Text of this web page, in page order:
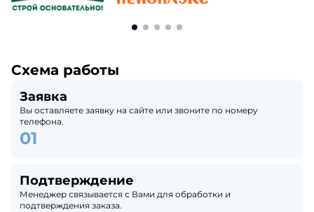
Схема работы
Заявка
Вы оставляете заявку на сайте или звоните по номеру
телефона.
Подтверждение
Менеджер связывается с Вами для обработки и
подтверждения заказа.